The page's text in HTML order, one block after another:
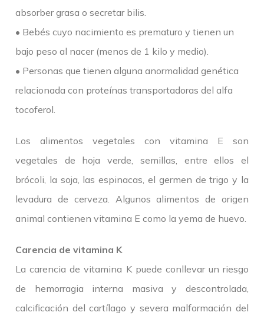
absorber grasa o secretar bilis.
• Bebés cuyo nacimiento es prematuro y tienen un
bajo peso al nacer (menos de 1 kilo y medio).
• Personas que tienen alguna anormalidad genética
relacionada con proteínas transportadoras del alfa
tocoferol.
Los alimentos vegetales con vitamina E son
vegetales de hoja verde, semillas, entre ellos el
brócoli, la soja, las espinacas, el germen de trigo y la
levadura de cerveza. Algunos alimentos de origen
animal contienen vitamina E como la yema de huevo.
Carencia de vitamina K
La carencia de vitamina K puede conllevar un riesgo
de hemorragia interna masiva y descontrolada,
calcificación del cartílago y severa malformación del